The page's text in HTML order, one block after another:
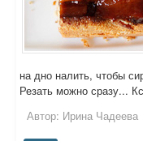
на дно налить, чтобы
Резать можно сразу...
Автор: Ирина Чадеева